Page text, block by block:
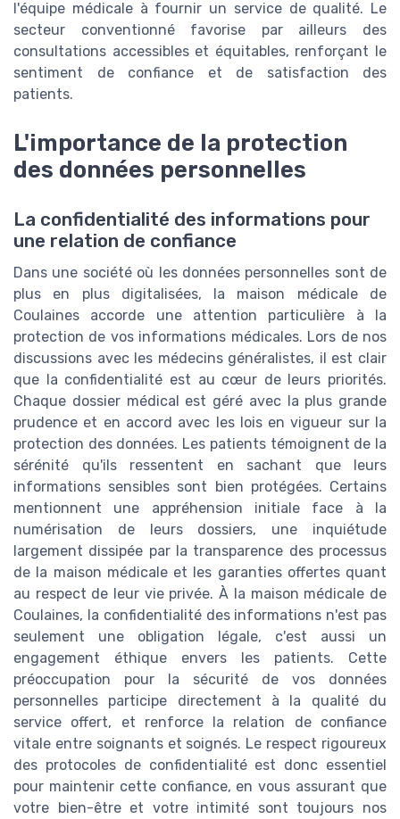
l'équipe médicale à fournir un service de qualité. Le
secteur conventionné favorise par ailleurs des
consultations accessibles et équitables, renforçant le
sentiment de confiance et de satisfaction des
patients.
L'importance de la protection
des données personnelles
La confidentialité des informations pour
une relation de confiance
Dans une société où les données personnelles sont de
plus en plus digitalisées, la maison médicale de
Coulaines accorde une attention particulière à la
protection de vos informations médicales. Lors de nos
discussions avec les médecins généralistes, il est clair
que la confidentialité est au cœur de leurs priorités.
Chaque dossier médical est géré avec la plus grande
prudence et en accord avec les lois en vigueur sur la
protection des données. Les patients témoignent de la
sérénité qu'ils ressentent en sachant que leurs
informations sensibles sont bien protégées. Certains
mentionnent une appréhension initiale face à la
numérisation de leurs dossiers, une inquiétude
largement dissipée par la transparence des processus
de la maison médicale et les garanties offertes quant
au respect de leur vie privée. À la maison médicale de
Coulaines, la confidentialité des informations n'est pas
seulement une obligation légale, c'est aussi un
engagement éthique envers les patients. Cette
préoccupation pour la sécurité de vos données
personnelles participe directement à la qualité du
service offert, et renforce la relation de confiance
vitale entre soignants et soignés. Le respect rigoureux
des protocoles de confidentialité est donc essentiel
pour maintenir cette confiance, en vous assurant que
votre bien-être et votre intimité sont toujours nos